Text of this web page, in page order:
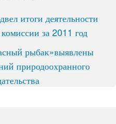
итоги деятельности
за 2011 год
рыбак»выявлены
природоохранного